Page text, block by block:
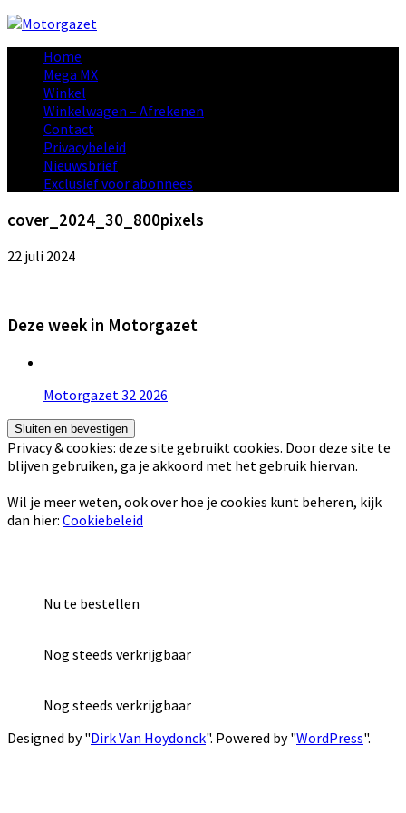
Home
Mega MX
Winkel
Winkelwagen – Afrekenen
Contact
Privacybeleid
Nieuwsbrief
Exclusief voor abonnees
cover_2024_30_800pixels
22 juli 2024
Deze week in Motorgazet
Motorgazet 32 2026
Privacy & cookies: deze site gebruikt cookies. Door deze site te
blijven gebruiken, ga je akkoord met het gebruik hiervan.
Wil je meer weten, ook over hoe je cookies kunt beheren, kijk
dan hier: Cookiebeleid
Nu te bestellen
Nog steeds verkrijgbaar
Nog steeds verkrijgbaar
Designed by "Dirk Van Hoydonck". Powered by "WordPress".